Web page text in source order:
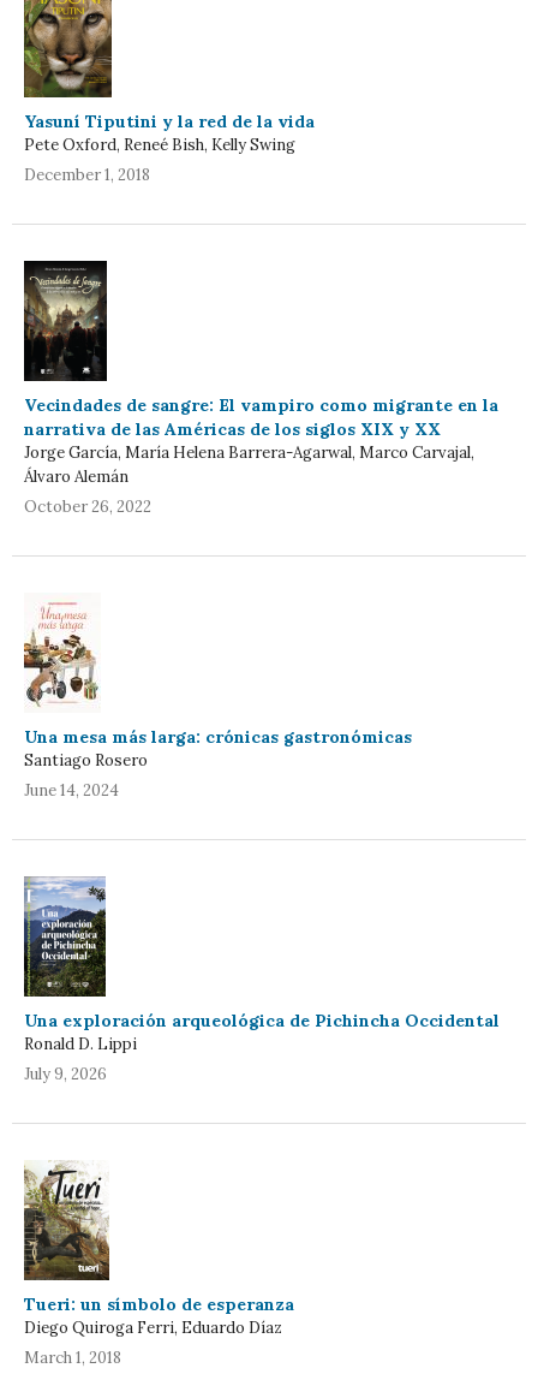
Yasuní Tiputini y la red de la vida
Pete Oxford, Reneé Bish, Kelly Swing
December 1, 2018
Vecindades de sangre: El vampiro como migrante en la
narrativa de las Américas de los siglos XIX y XX
Jorge García, María Helena Barrera-Agarwal, Marco Carvajal,
Álvaro Alemán
October 26, 2022
Una mesa más larga: crónicas gastronómicas
Santiago Rosero
June 14, 2024
Una exploración arqueológica de Pichincha Occidental
Ronald D. Lippi
July 9, 2026
Tueri: un símbolo de esperanza
Diego Quiroga Ferri, Eduardo Díaz
March 1, 2018